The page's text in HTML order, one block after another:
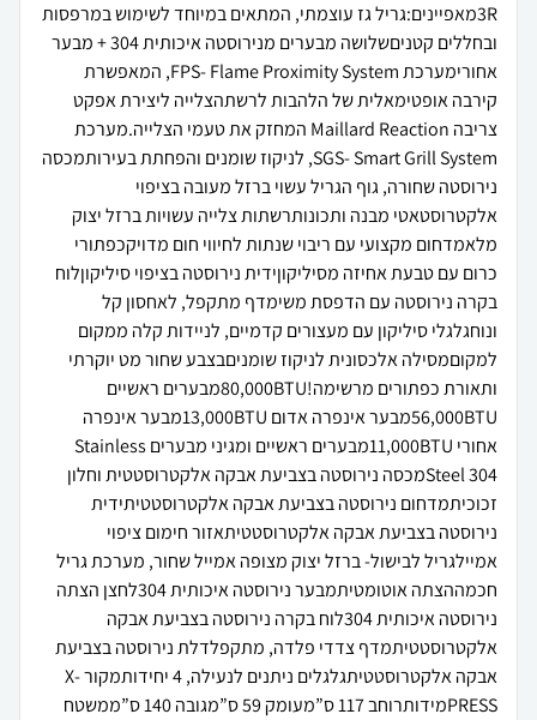
3Rמאפיינים:גריל גז עוצמתי, המתאים במיוחד לשימוש במרפסות
ובחללים קטניםשלושה מבערים מנירוסטה איכותית 304 + מבער
אחורימערכת FPS- Flame Proximity System, המאפשרת
קירבה אופטימאלית של הלהבות לרשתהצלייה ליצירת אפקט
צריבה Maillard Reaction המחזק את טעמי הצלייה.מערכת
SGS- Smart Grill System, לניקוז שומנים והפחתת בעירותמכסה
נירוסטה שחורה, גוף הגריל עשוי ברזל מעובה בציפוי
אלקטרוסטאטי מבנה ותכונותרשתות צלייה עשויות ברזל יצוק
מלאמדחום מקצועי עם ריבוי שנתות לחיווי חום מדויקכפתורי
כרום עם טבעת אחיזה מסיליקוןידית נירוסטה בציפוי סיליקוןלוח
בקרה נירוסטה עם הדפסת משימדף מתקפל, לאחסון קל
ונוחגלגלי סיליקון עם מעצורים קדמיים, לניידות קלה ממקום
למקוםמסילה אלכסונית לניקוז שומניםבצבע שחור מט יוקרתי
ותאורת כפתורים מרשימה!80,000BTUמבערים ראשיים
56,000BTUמבער אינפרה אדום 13,000BTUמבער אינפרה
אחורי 11,000BTUמבערים ראשיים ומגיני מבערים Stainless
Steel 304מכסה נירוסטה בצביעת אבקה אלקטרוסטטית וחלון
זכוכיתמדחום נירוסטה בצביעת אבקה אלקטרוסטטיתידית
נירוסטה בצביעת אבקה אלקטרוסטטיתאזור חימום ציפוי
אמיילגריל לבישול- ברזל יצוק מצופה אמייל שחור, מערכת גריל
חכמההצתה אוטומטיתמבער נירוסטה איכותית 304לחצן הצתה
נירוסטה איכותית 304לוח בקרה נירוסטה בצביעת אבקה
אלקטרוסטטיתמדף צדדי פלדה, מתקפלדלת נירוסטה בצביעת
אבקה אלקטרוסטטיתגלגלים ניתנים לנעילה, 4 יחידותמקור X-
PRESSמידותרוחב 117 ס”מעומק 59 ס”מגובה 140 ס”ממשטח